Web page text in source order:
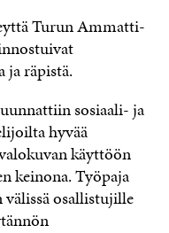
Turun Ammatti-
ja räpistä.
sosiaali- ja
hyvää
käyttöön
keinona. Työpaja
välissä osallistujille